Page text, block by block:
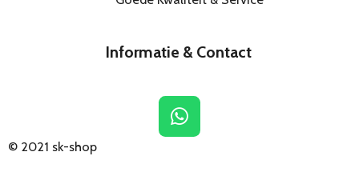
Informatie & Contact
W
h
© 2021 sk-shop